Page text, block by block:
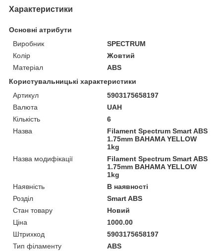
Характеристики
Основні атрибути
Виробник
SPECTRUM
Колір
Жовтий
Матеріал
ABS
Користувальницькі характеристики
Артикул
5903175658197
Валюта
UAH
Кількість
6
Назва
Filament Spectrum Smart ABS
1.75mm BAHAMA YELLOW
1kg
Назва модифікації
Filament Spectrum Smart ABS
1.75mm BAHAMA YELLOW
1kg
Наявність
В наявності
Розділ
Smart ABS
Стан товару
Новий
Ціна
1000.00
Штрихкод
5903175658197
Тип філаменту
ABS